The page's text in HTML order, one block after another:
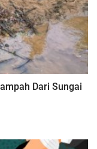
Dari Sungai